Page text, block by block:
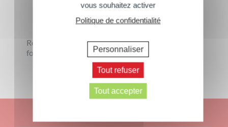
Nos offres lots Bio
Retrouvez l'ensemble de notre gamme bio au
format économique.
› Tous les produits
vous souhaitez activer
Politique de confidentialité
Personnaliser
Tout refuser
Tout accepter